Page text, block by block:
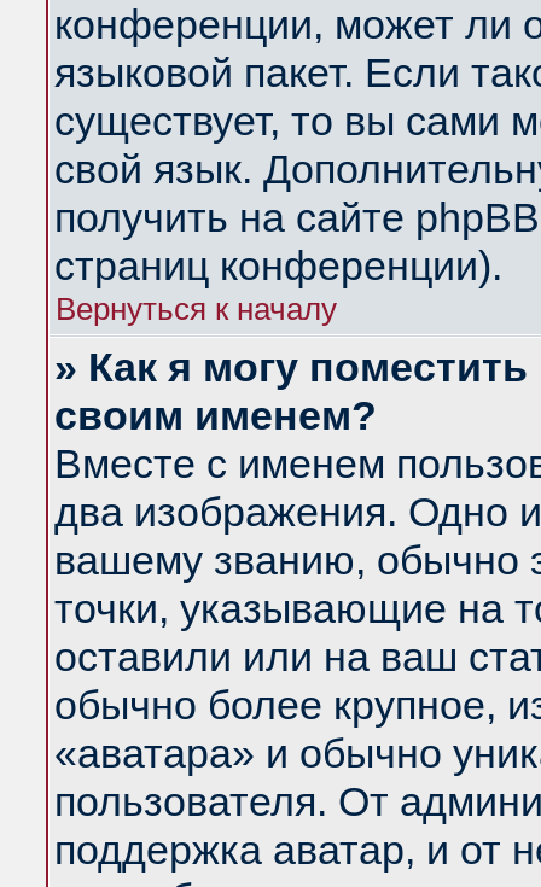
конференции, может ли
языковой пакет. Если
существует, то вы сами
свой язык.
получить на сайте
страниц конференции).
Вернуться к началу
» Как я могу
своим именем?
Вместе с именем
два изображения. Одно
вашему званию, обычно
точки, указывающие на
оставили или на ваш
обычно более крупное,
«аватара» и обычно
пользователя. От
поддержка аватар, и от